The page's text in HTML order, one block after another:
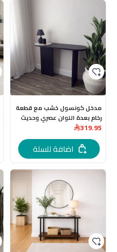
مدخل كونسول خشب مع قطعة
رخام بعدة اللوان عصري وحديث
319.95
اضافة للسلة